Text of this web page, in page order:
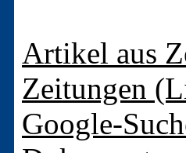
Artikel aus
Zeitungen
Google-